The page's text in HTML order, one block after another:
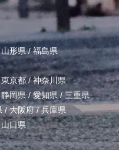
山形県/福島県
東京都/神奈川県
静岡県/ 愛知県 / 三重県
/大阪府/兵庫県
山口県